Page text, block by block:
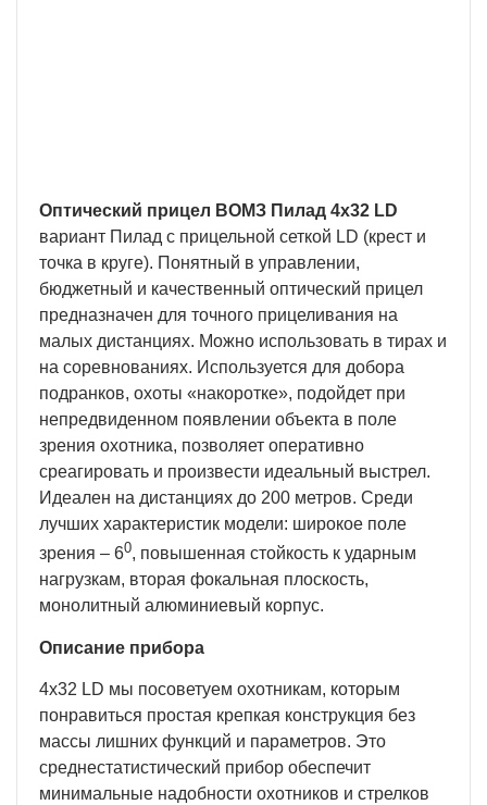
Оптический прицел ВОМЗ Пилад 4х32 LD
вариант Пилад с прицельной сеткой LD (крест и
точка в круге). Понятный в управлении,
бюджетный и качественный оптический прицел
предназначен для точного прицеливания на
малых дистанциях. Можно использовать в тирах и
на соревнованиях. Используется для добора
подранков, охоты «накоротке», подойдет при
непредвиденном появлении объекта в поле
зрения охотника, позволяет оперативно
среагировать и произвести идеальный выстрел.
Идеален на дистанциях до 200 метров. Среди
лучших характеристик модели: широкое поле
зрения – 60, повышенная стойкость к ударным
нагрузкам, вторая фокальная плоскость,
монолитный алюминиевый корпус.
Описание прибора
4х32 LD мы посоветуем охотникам, которым
понравиться простая крепкая конструкция без
массы лишних функций и параметров. Это
среднестатистический прибор обеспечит
минимальные надобности охотников и стрелков